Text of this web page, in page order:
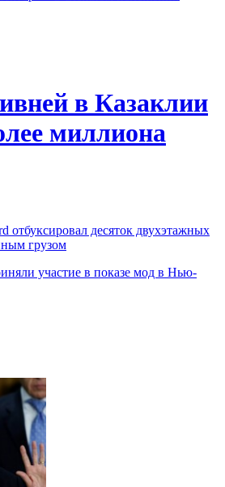
в Казаклии
миллиона
отбуксировал десяток двухэтажных
грузом
участие в показе мод в Нью-